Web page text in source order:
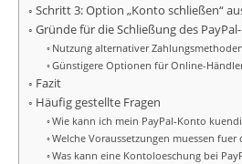
Schritt 3: Option „Konto schließen“
Gründe für die Schließung des
Nutzung alternativer Zahlungsmethoden
Günstigere Optionen für Online-
Fazit
Häufig gestellte Fragen
Wie kann ich mein PayPal-Konto
Welche Voraussetzungen muessen
Was kann eine Kontoloeschung bei